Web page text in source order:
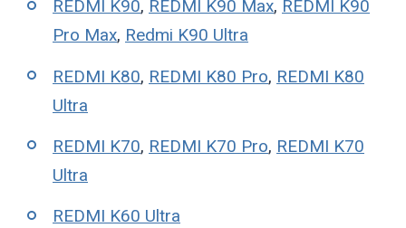
REDMI K90, REDMI K90 Max, REDMI K90
Pro Max, Redmi K90 Ultra
REDMI K80, REDMI K80 Pro, REDMI K80
Ultra
REDMI K70, REDMI K70 Pro, REDMI K70
Ultra
REDMI K60 Ultra